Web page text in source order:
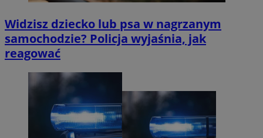
Widzisz dziecko lub psa w nagrzanym
samochodzie? Policja wyjaśnia, jak
reagować